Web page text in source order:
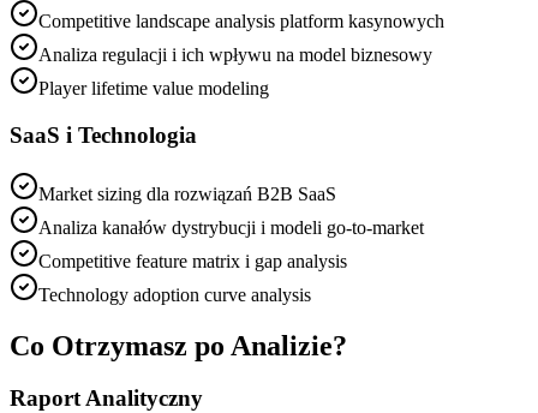
Competitive landscape analysis platform kasynowych
Analiza regulacji i ich wpływu na model biznesowy
Player lifetime value modeling
SaaS i Technologia
Market sizing dla rozwiązań B2B SaaS
Analiza kanałów dystrybucji i modeli go-to-market
Competitive feature matrix i gap analysis
Technology adoption curve analysis
Co Otrzymasz po Analizie?
Raport Analityczny